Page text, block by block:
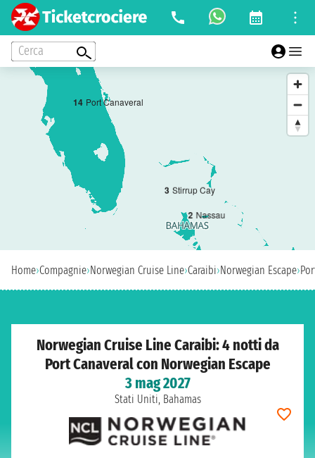
Cerca
14 Port Canaveral
2 Nassau
3 Stirrup Cay
Home›Compagnie›Norwegian Cruise Line›Caraibi›Norwegian Escape›
Norwegian Cruise Line Caraibi: 4 notti da
Port Canaveral con Norwegian Escape
3 mag 2027
Stati Uniti, Bahamas